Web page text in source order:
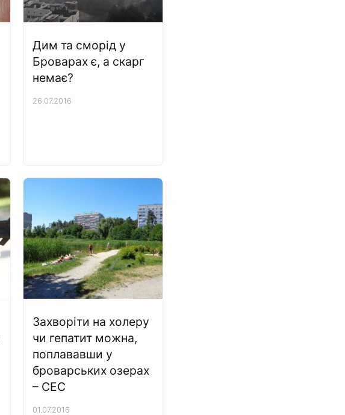
Дим та сморід у
Броварах є, а скарг
немає?
26.07.2016
Захворіти на холеру
чи гепатит можна,
поплававши у
броварських озерах
– СЕС
01.07.2016